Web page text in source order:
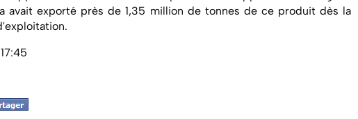
avait exporté près de 1,35 million de tonnes de ce produit dès la